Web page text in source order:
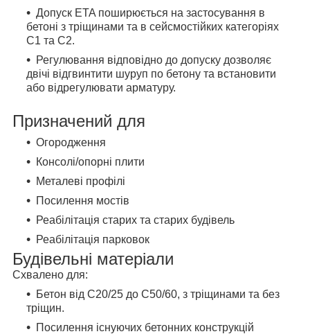
Допуск ETA поширюється на застосування в
бетоні з тріщинами та в сейсмостійких категоріях
C1 та C2.
Регулювання відповідно до допуску дозволяє
двічі відгвинтити шуруп по бетону та встановити
або відрегулювати арматуру.
Призначений для
Огородження
Консолі/опорні плити
Металеві профілі
Посилення мостів
Реабілітація старих та старих будівель
Реабілітація парковок
Будівельні матеріали
Схвалено для:
Бетон від C20/25 до C50/60, з тріщинами та без
тріщин.
Посилення існуючих бетонних конструкцій